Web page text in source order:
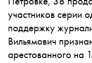
участников серии
поддержку
Вильямович
арестованного на